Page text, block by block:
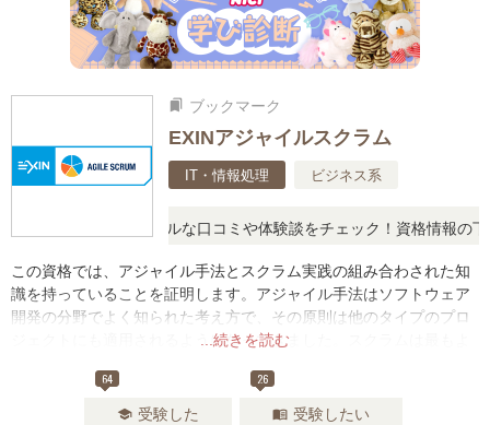
bookmarks ブックマーク
EXINアジャイルスクラム
IT・情報処理 ビジネス系
に思ったら、リアルな口コミや体験談をチェック！資格情報の下か
...続きを読む
この資格では、アジャイル手法とスクラム実践の組み合わされた知
識を持っていることを証明します。アジャイル手法はソフトウェア
開発の分野でよく知られた考え方で、その原則は他のタイプのプロ
ジェクトにも適用されるようになってきました。スクラムは最もよ
ト分野の最先端の発展に対して知識を最新のものにしておきたいプ
ロフェッショナルを対象としています。
64
school 受験した
26
menu_book 受験したい